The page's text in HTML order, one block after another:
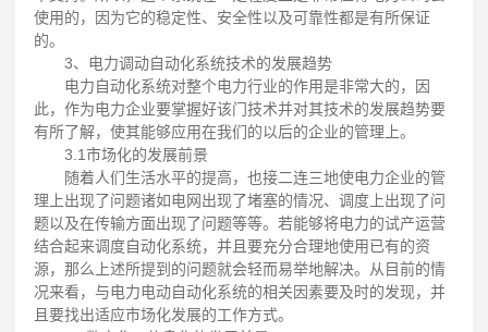
使用的，因为它的稳定性、安全性以及可靠性都是有所保证
的。
3、电力调动自动化系统技术的发展趋势
电力自动化系统对整个电力行业的作用是非常大的，因
此，作为电力企业要掌握好该门技术并对其技术的发展趋势要
有所了解，使其能够应用在我们的以后的企业的管理上。
3.1市场化的发展前景
随着人们生活水平的提高，也接二连三地使电力企业的管
理上出现了问题诸如电网出现了堵塞的情况、调度上出现了问
题以及在传输方面出现了问题等等。若能够将电力的试产运营
结合起来调度自动化系统，并且要充分合理地使用已有的资
源，那么上述所提到的问题就会轻而易举地解决。从目前的情
况来看，与电力电动自动化系统的相关因素要及时的发现，并
且要找出适应市场化发展的工作方式。